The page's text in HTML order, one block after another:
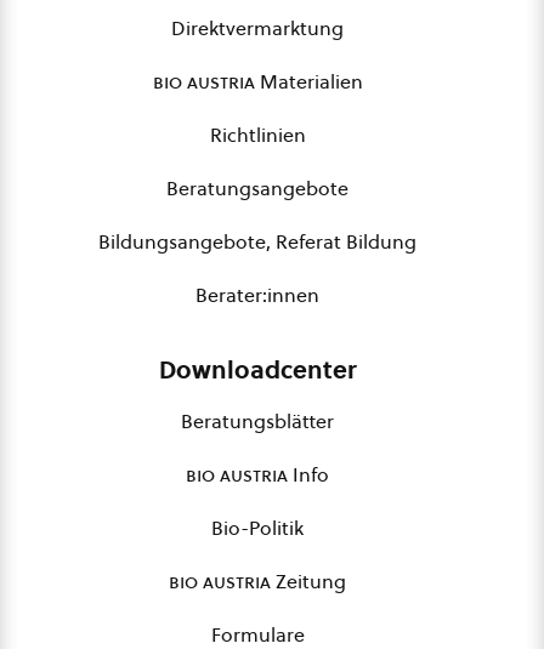
Direktvermarktung
bio austriaMaterialien
Richtlinien
Beratungsangebote
Bildungsangebote, Referat Bildung
Berater:innen
Downloadcenter
Beratungsblätter
bio austria Info
Bio-Politik
bio austriaZeitung
Formulare